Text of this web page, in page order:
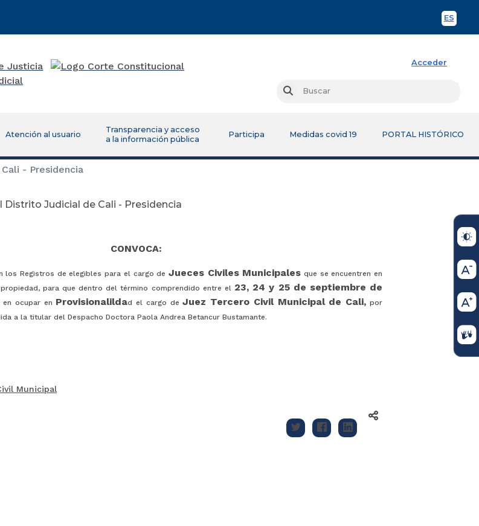
ES
Acceder
Buscar
Atención al usuario
Transparencia y acceso
a la información pública
Participa Medidas covid 19 PORTAL HISTÓRICO
- Presidencia
Distrito Judicial de Cali - Presidencia
CONVOCA:
los Registros de elegibles para el cargo de Jueces Civiles Municipales que se encuentren en
para que dentro del término comprendido entre el 23, 24 y 25 de septiembre de
en ocupar en Provisionalildad el cargo deJuez Tercero Civil Municipal de Cali, por
a la titular del Despacho Doctora Paola Andrea Betancur Bustamante.
Municipal